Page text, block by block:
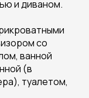
и диваном.
со
ванной
(в
туалетом,